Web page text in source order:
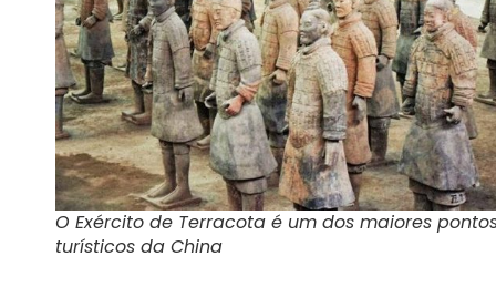
O Exército de Terracota é um dos maiores
turísticos da China